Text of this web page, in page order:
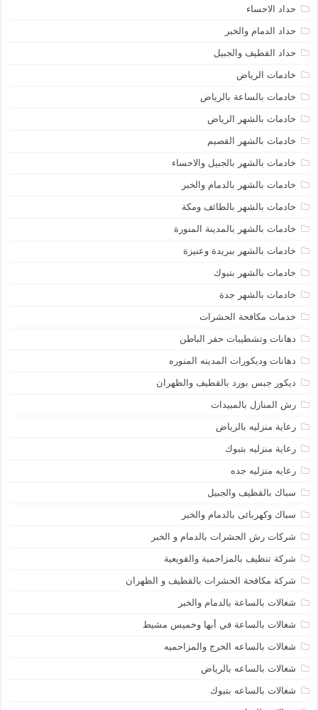
حداد الاحساء
حداد الدمام والخبر
حداد القطيف والجبيل
خادمات الرياض
خادمات بالساعة بالرياض
خادمات بالشهر الرياض
خادمات بالشهر القصيم
خادمات بالشهر بالجبيل والاحساء
خادمات بالشهر بالدمام والخبر
خادمات بالشهر بالطائف ومكة
خادمات بالشهر بالمدينة المنورة
خادمات بالشهر ببريدة وعنيزة
خادمات بالشهر بتبوك
خادمات بالشهر جدة
خدمات مكافحة الحشرات
دهانات وتشطيبات حفر الباطن
دهانات وديكورات المدينه المنوره
ديكور جبس بورد بالقطيف والظهران
رش المنازل بالمبيدات
رعاية منزليه بالرياض
رعاية منزليه بتبوك
رعايه منزليه جده
سباك بالقظيف والجبيل
سباك وكهربائى بالدمام والخبر
شركات رش الحشرات بالدمام و الخبر
شركة تنظيف بالمزاحمية والقويعية
شركة مكافحة الحشرات بالقطيف و الظهران
شغالات بالساعة بالدمام والخبر
شغالات بالساعة في أبها وخميس مشيط
شغالات بالساعه الخرج والمزاحميه
شغالات بالساعه بالرياض
شغالات بالساعه بتبوك